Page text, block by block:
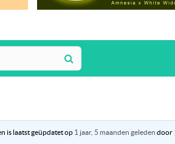
is laatst geüpdatet op 1 jaar, 5 maanden geleden door